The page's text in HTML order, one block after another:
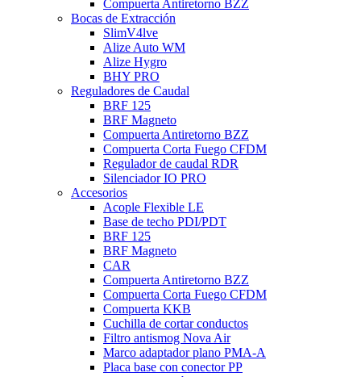
Compuerta Antiretorno BZZ
Bocas de Extracción
SlimV4lve
Alize Auto WM
Alize Hygro
BHY PRO
Reguladores de Caudal
BRF 125
BRF Magneto
Compuerta Antiretorno BZZ
Compuerta Corta Fuego CFDM
Regulador de caudal RDR
Silenciador IO PRO
Accesorios
Acople Flexible LE
Base de techo PDI/PDT
BRF 125
BRF Magneto
CAR
Compuerta Antiretorno BZZ
Compuerta Corta Fuego CFDM
Compuerta KKB
Cuchilla de cortar conductos
Filtro antismog Nova Air
Marco adaptador plano PMA-A
Placa base con conector PP